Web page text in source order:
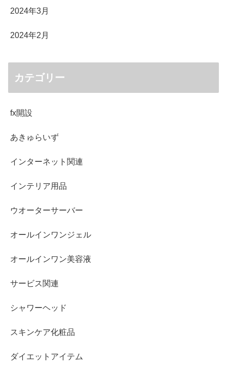
2024年3月
2024年2月
カテゴリー
fx開設
あきゅらいず
インターネット関連
インテリア用品
ウオーターサーバー
オールインワンジェル
オールインワン美容液
サービス関連
シャワーヘッド
スキンケア化粧品
ダイエットアイテム